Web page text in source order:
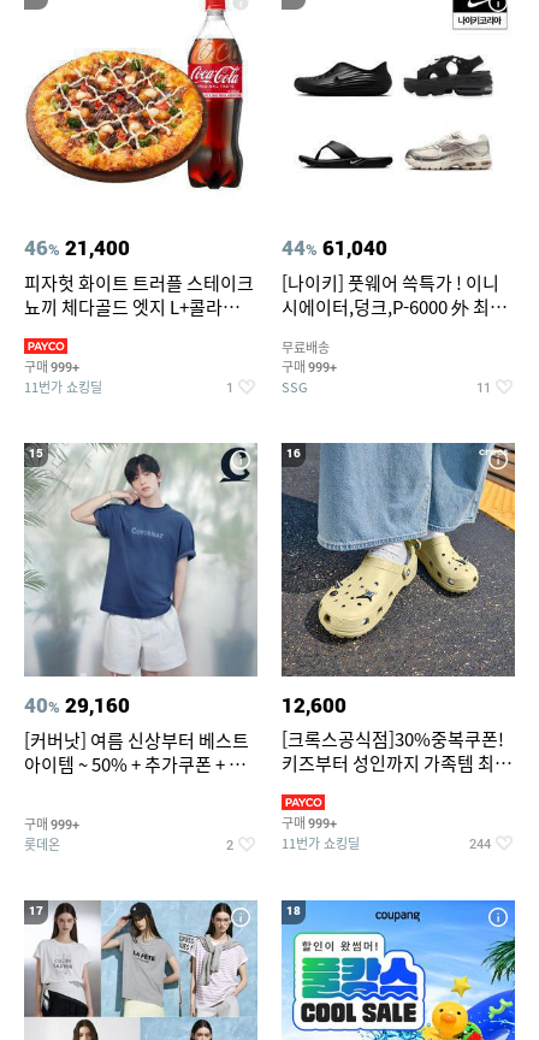
46% 21,400
피자헛 화이트 트러플 스테이크
뇨끼 체다골드 엣지 L+콜라
구매 999+
11번가 쇼킹딜 1
44% 61,040
[나이키] 풋웨어 쓱특가 ! 이니
시에이터,덩크,P-6000 外 최대
무료배송
구매 999+
SSG 11
15
40% 29,160
[커버낫] 여름 신상부터 베스트
아이템 ~ 50% + 추가쿠폰 + 카
구매 999+
롯데온 2
16
12,600
[크록스공식점]30%중복쿠폰!
키즈부터 성인까지 가족템 최대
구매 999+
11번가 쇼킹딜 244
17 18